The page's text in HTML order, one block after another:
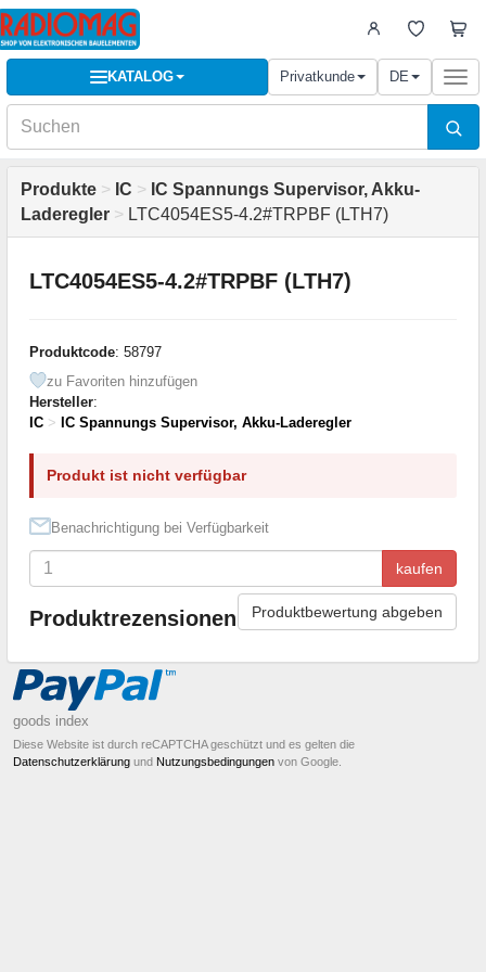
KATALOG Privatkunde DE
Produkte > IC > IC Spannungs Supervisor, Akku-
Laderegler > LTC4054ES5-4.2#TRPBF (LTH7)
LTC4054ES5-4.2#TRPBF (LTH7)
Produktcode: 58797
zu Favoriten hinzufügen
Hersteller:
IC > IC Spannungs Supervisor, Akku-Laderegler
Produkt ist nicht verfügbar
Benachrichtigung bei Verfügbarkeit
kaufen
Produktrezensionen Produktbewertung abgeben
goods index
Diese Website ist durch reCAPTCHA geschützt und es gelten die
Datenschutzerklärung und Nutzungsbedingungen von Google.